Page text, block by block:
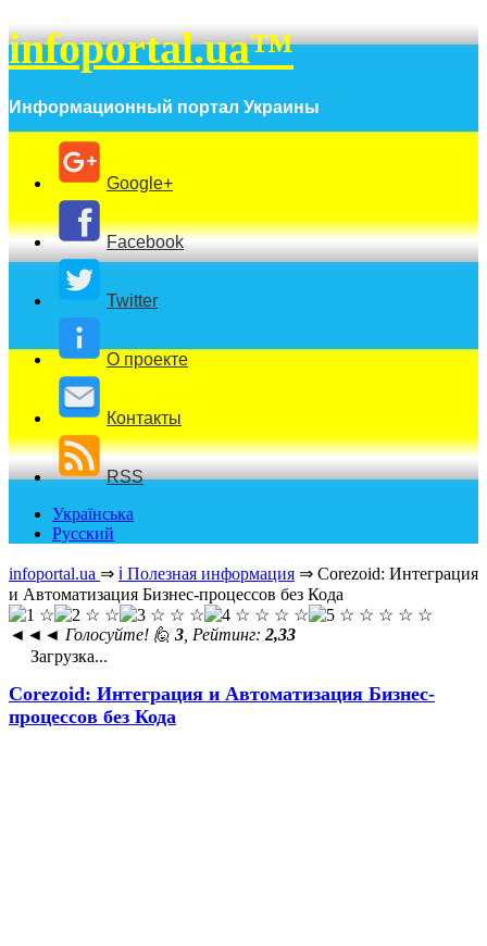
infoportal.ua™
Информационный портал Украины
Google+
Facebook
Twitter
О проекте
Контакты
RSS
Українська
Русский
infoportal.ua ⇒ ℹ️ Полезная информация ⇒ Corezoid: Интеграция
и Автоматизация Бизнес-процессов без Кода
◄◄◄ Голосуйте! 🙋 3 , Рейтинг: 2,33
Загрузка...
Corezoid: Интеграция и Автоматизация Бизнес-
процессов без Кода